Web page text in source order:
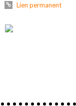
Lien permanent